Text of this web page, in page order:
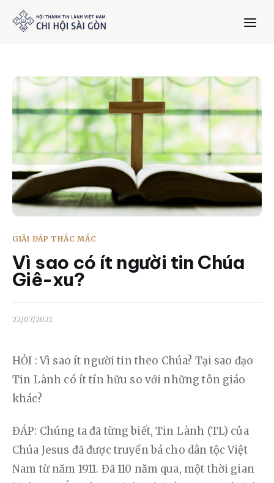
Trang chủ
Giới thiệu
Dưỡng Linh
Thư viện
Bản tin
Mục vụ
Liên hệ
GIẢI ĐÁP THẮC MẮC
Vì sao có ít người tin Chúa
Giê-xu?
22/07/2021
HỎI : Vì sao ít người tin theo Chúa? Tại sao đạo
Tin Lành có ít tín hữu so với những tôn giáo
khác?
ĐÁP: Chúng ta đã từng biết, Tin Lành (TL) của
Chúa Jesus đã được truyền bá cho dân tộc Việt
Nam từ năm 1911. Đã 110 năm qua, một thời gian